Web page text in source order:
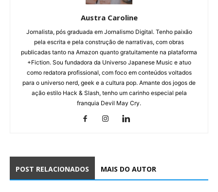
Austra Caroline
Jornalista, pós graduada em Jornalismo Digital. Tenho paixão
pela escrita e pela construção de narrativas, com obras
publicadas tanto na Amazon quanto gratuitamente na plataforma
+Fiction. Sou fundadora da Universo Japanese Music e atuo
como redatora profissional, com foco em conteúdos voltados
para o universo nerd, geek e a cultura pop. Amante dos jogos de
ação estilo Hack & Slash, tenho um carinho especial pela
franquia Devil May Cry.
POST RELACIONADOS MAIS DO AUTOR